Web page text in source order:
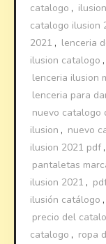
catalogo ,
catalogo ilusion
2021 , lenceria
ilusion catalogo ,
lenceria ilusion
lenceria para
nuevo catalogo
ilusion , nuevo
ilusion 2021 pdf ,
pantaletas
ilusion 2021 ,
ilusión catálogo ,
precio del
catalogo , ropa